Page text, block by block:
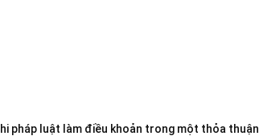
pháp luật làm điều khoản trong một thỏa thuận